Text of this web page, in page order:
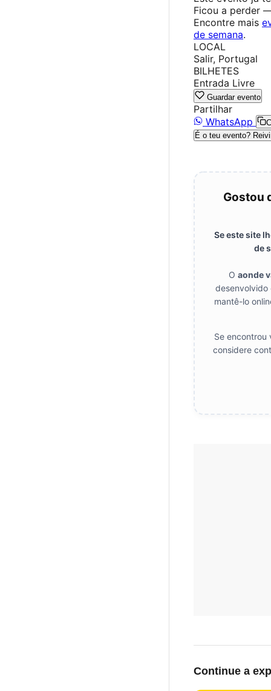
Ficou a perder
Encontre mais
de semana.
LOCAL
Salir, Portugal
BILHETES
Entrada Livre
Guardar evento
Partilhar
WhatsApp
É o teu evento?
Gostou
Se este site
de
O aonde
desenvolvido
mantê-lo
Se encontrou
considere
Continue a